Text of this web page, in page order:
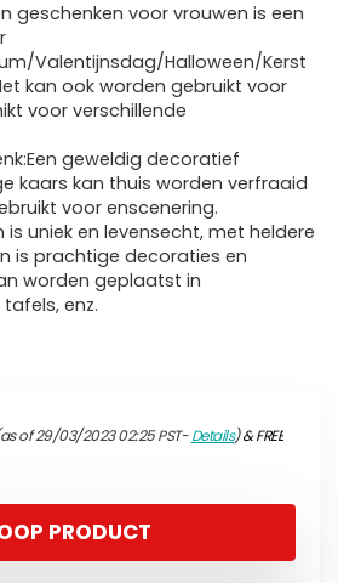
geschenken voor vrouwen is een
Valentijnsdag/Halloween/Kerst
kan ook worden gebruikt voor
voor verschillende
geweldig decoratief
kaars kan thuis worden verfraaid
voor enscenering.
is uniek en levensecht, met heldere
is prachtige decoraties en
worden geplaatst in
enz.
of 29/03/2023 02:25 PST-Details)&FREE
PRODUCT